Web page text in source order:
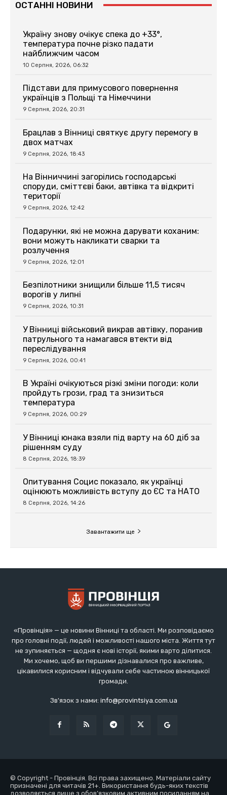
«Провінція» — це новини Вінниці та області. Ми розповідаємо
про головні події, людей і можливості нашого міста. Життя тут
не зупиняється — щодня є нові історії, якими варто ділитися.
Ми хочемо, щоб ви першими дізнавалися про важливе,
цікавилися корисним і відчували себе частиною вінницької
громади.
Зв'язок з нами: info@provintsiya.com.ua
© Copyright - Провінція. Всі права захищено. Матеріали сайту
призначені для читачів 21+. Використання будь-яких текстів
дозволяється лише з обов’язковим активним посиланням на